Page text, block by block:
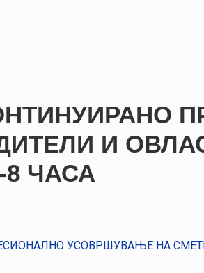
И
8 ЧАСА
УСОВРШУВАЊЕ НА